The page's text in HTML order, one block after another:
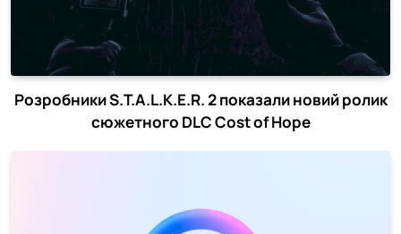
Розробники S.T.A.L.K.E.R. 2 показали новий ролик
сюжетного DLC Cost of Hope